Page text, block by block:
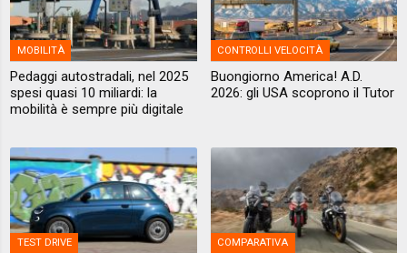
MOBILITÀ
Pedaggi autostradali, nel 2025
spesi quasi 10 miliardi: la
mobilità è sempre più digitale
CONTROLLI VELOCITÀ
Buongiorno America! A.D.
2026: gli USA scoprono il Tutor
TEST DRIVE COMPARATIVA